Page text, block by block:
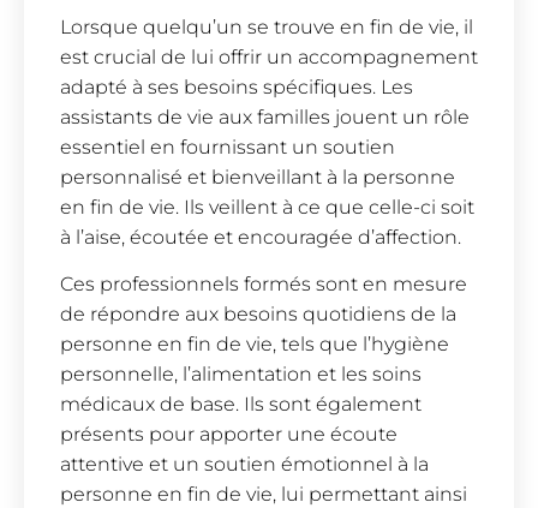
Lorsque quelqu’un se trouve en fin de vie, il
est crucial de lui offrir un accompagnement
adapté à ses besoins spécifiques. Les
assistants de vie aux familles jouent un rôle
essentiel en fournissant un soutien
personnalisé et bienveillant à la personne
en fin de vie. Ils veillent à ce que celle-ci soit
à l’aise, écoutée et encouragée d’affection.
Ces professionnels formés sont en mesure
de répondre aux besoins quotidiens de la
personne en fin de vie, tels que l’hygiène
personnelle, l’alimentation et les soins
médicaux de base. Ils sont également
présents pour apporter une écoute
attentive et un soutien émotionnel à la
personne en fin de vie, lui permettant ainsi